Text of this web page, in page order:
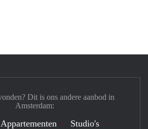
Dit is ons andere aanbod in
Amsterdam:
Appartementen
Studio's